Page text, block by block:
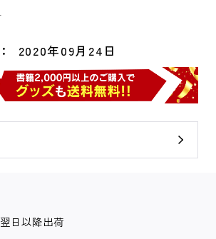
2020年09月24日
翌日以降出荷